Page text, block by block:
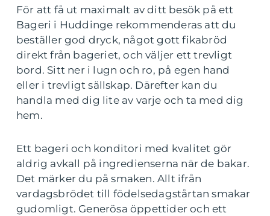
För att få ut maximalt av ditt besök på ett
Bageri i Huddinge rekommenderas att du
beställer god dryck, något gott fikabröd
direkt från bageriet, och väljer ett trevligt
bord. Sitt ner i lugn och ro, på egen hand
eller i trevligt sällskap. Därefter kan du
handla med dig lite av varje och ta med dig
hem.
Ett bageri och konditori med kvalitet gör
aldrig avkall på ingredienserna när de bakar.
Det märker du på smaken. Allt ifrån
vardagsbrödet till födelsedagstårtan smakar
gudomligt. Generösa öppettider och ett